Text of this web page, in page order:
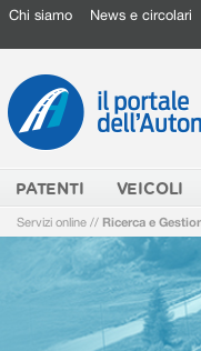
Chi siamo News e circolari
PATENTI VEICOLI
Servizi online // Ricerca e